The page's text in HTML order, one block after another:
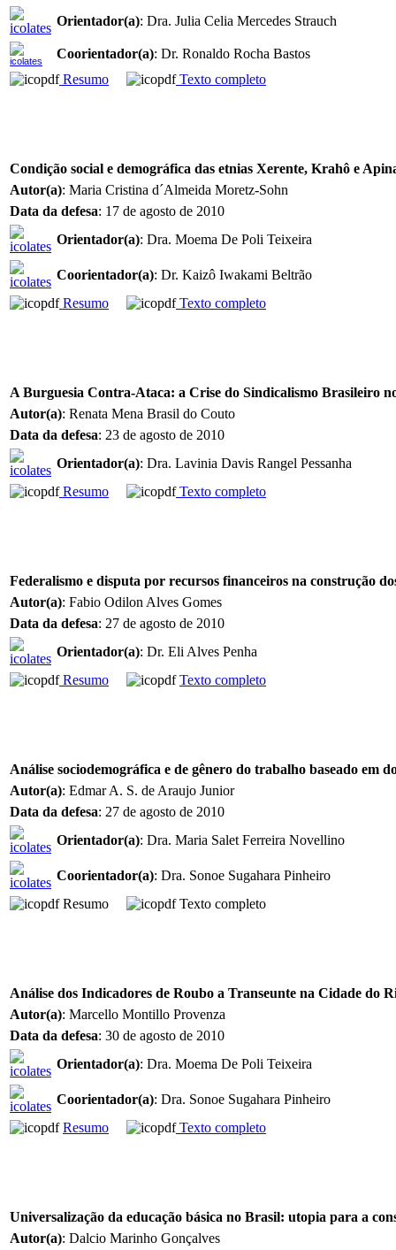
Orientador(a): Dra. Julia Celia Mercedes Strauch
Coorientador(a): Dr. Ronaldo Rocha Bastos
Resumo
Texto completo
Condição social e demográfica das etnias Xerente, Krahô e
Autor(a): Maria Cristina d´Almeida Moretz-Sohn
Data da defesa: 17 de agosto de 2010
Orientador(a): Dra. Moema De Poli Teixeira
Coorientador(a): Dr. Kaizô Iwakami Beltrão
Resumo
Texto completo
A Burguesia Contra-Ataca: a Crise do Sindicalismo Brasileiro
Autor(a): Renata Mena Brasil do Couto
Data da defesa: 23 de agosto de 2010
Orientador(a): Dra. Lavinia Davis Rangel Pessanha
Resumo
Texto completo
Federalismo e disputa por recursos financeiros na construção
Autor(a): Fabio Odilon Alves Gomes
Data da defesa: 27 de agosto de 2010
Orientador(a): Dr. Eli Alves Penha
Resumo
Texto completo
Análise sociodemográfica e de gênero do trabalho baseado em
Autor(a): Edmar A. S. de Araujo Junior
Data da defesa: 27 de agosto de 2010
Orientador(a): Dra. Maria Salet Ferreira Novellino
Coorientador(a): Dra. Sonoe Sugahara Pinheiro
Resumo
Texto completo
Análise dos Indicadores de Roubo a Transeunte na Cidade do
Autor(a): Marcello Montillo Provenza
Data da defesa: 30 de agosto de 2010
Orientador(a): Dra. Moema De Poli Teixeira
Coorientador(a): Dra. Sonoe Sugahara Pinheiro
Resumo
Texto completo
Universalização da educação básica no Brasil: utopia para a
Autor(a): Dalcio Marinho Gonçalves